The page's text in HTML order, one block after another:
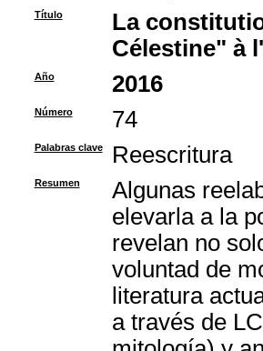
Título
La
Célestine" à
Año 2016
Número 74
Palabras clave Reescritura
Resumen
Algunas
elevarla a la
revelan no
voluntad de
literatura
a través de